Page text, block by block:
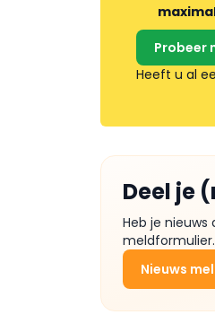
Probeer
Heeft u al
Deel je
Heb je
meldformulier.
Nieuws